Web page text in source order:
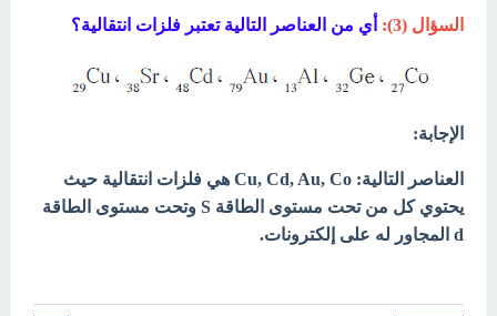
السؤال (3): أي من العناصر التالية تعتبر فلزات انتقالية؟
الإجابة:
العناصر التالية: Cu, Cd, Au, Co هي فلزات انتقالية حيث
يحتوي كل من تحت مستوى الطاقة S وتحت مستوى الطاقة
d المجاور له على إلكترونات.